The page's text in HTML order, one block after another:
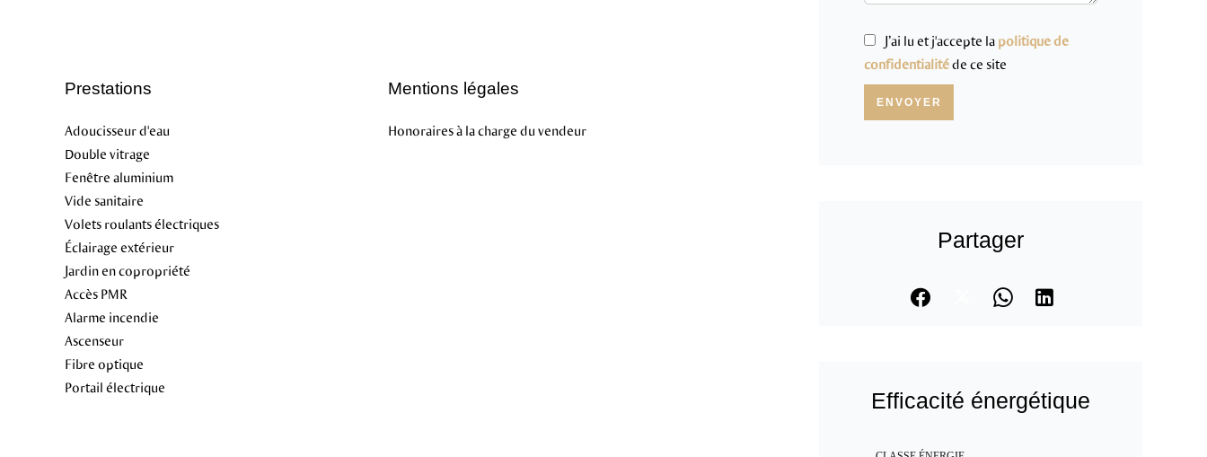
Prestations
Adoucisseur d'eau
Double vitrage
Fenêtre aluminium
Vide sanitaire
Volets roulants électriques
Éclairage extérieur
Jardin en copropriété
Accès PMR
Alarme incendie
Ascenseur
Fibre optique
Portail électrique
Mentions légales
Honoraires à la charge du vendeur
J’ai lu et j'accepte la politique de
confidentialitéde ce site
ENVOYER
Partager
Efficacité énergétique